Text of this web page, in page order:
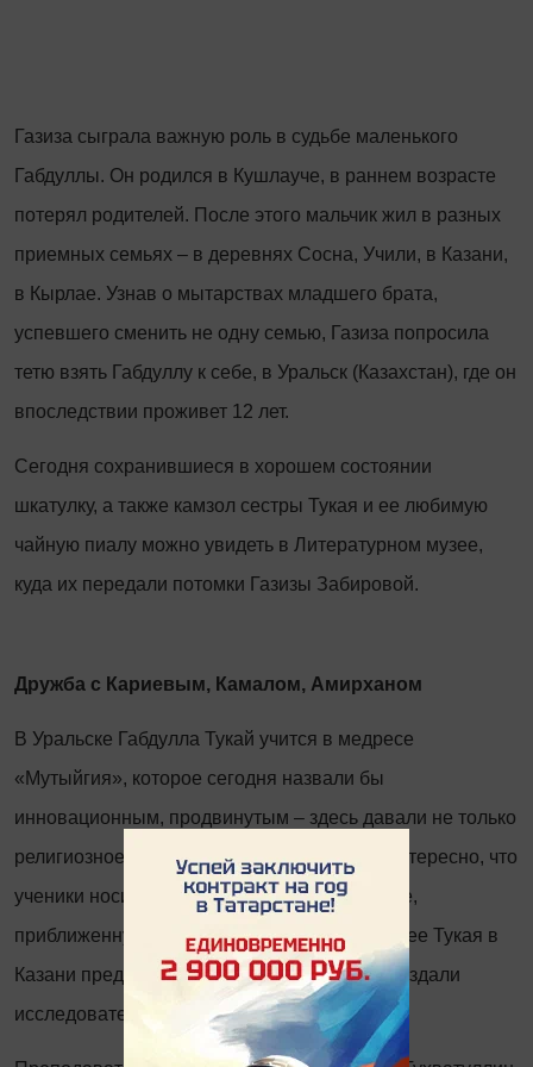
Газиза сыграла важную роль в судьбе маленького
Габдуллы. Он родился в Кушлауче, в раннем возрасте
потерял родителей. После этого мальчик жил в разных
приемных семьях – в деревнях Сосна, Учили, в Казани,
в Кырлае. Узнав о мытарствах младшего брата,
успевшего сменить не одну семью, Газиза попросила
тетю взять Габдуллу к себе, в Уральск (Казахстан), где он
впоследствии проживет 12 лет.
Сегодня сохранившиеся в хорошем состоянии
шкатулку, а также камзол сестры Тукая и ее любимую
чайную пиалу можно увидеть в Литературном музее,
куда их передали потомки Газизы Забировой.
Дружба с Кариевым, Камалом, Амирханом
В Уральске Габдулла Тукай учится в медресе
«Мутыйгия», которое сегодня назвали бы
инновационным, продвинутым – здесь давали не только
религиозное образование, но и светское. Интересно, что
ученики носили форму джадитского медресе,
приближенную к европейскому стилю. В музее Тукая в
Казани представлена форма, которую воссоздали
исследователи.